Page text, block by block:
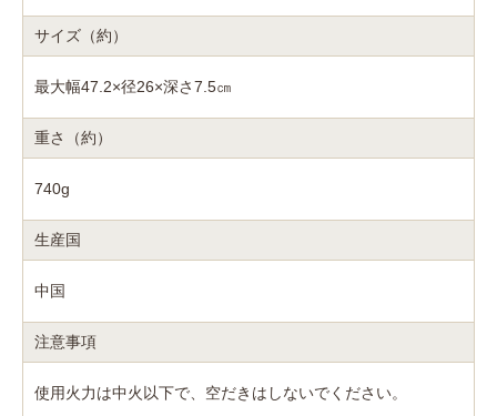
サイズ（約）
最大幅47.2×径26×深さ7.5㎝
重さ（約）
740g
生産国
中国
注意事項
使用火力は中火以下で、空だきはしないでください。